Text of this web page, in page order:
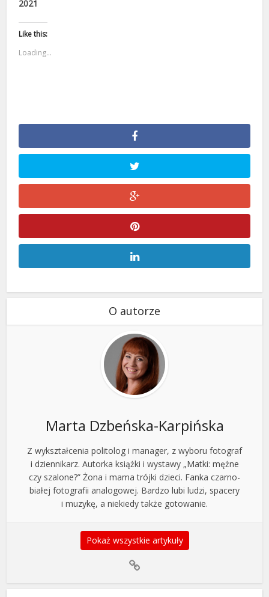
2021
Like this:
Loading...
O autorze
Marta Dzbeńska-Karpińska
Z wykształcenia politolog i manager, z wyboru fotograf
i dziennikarz. Autorka książki i wystawy „Matki: mężne
czy szalone?” Żona i mama trójki dzieci. Fanka czarno-
białej fotografii analogowej. Bardzo lubi ludzi, spacery
i muzykę, a niekiedy także gotowanie.
Pokaż wszystkie artykuły